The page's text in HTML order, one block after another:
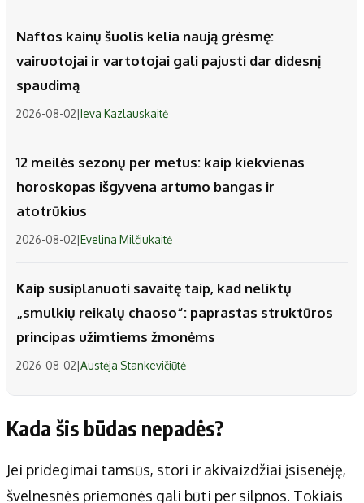
Naftos kainų šuolis kelia naują grėsmę:
vairuotojai ir vartotojai gali pajusti dar didesnį
spaudimą
2026-08-02|Ieva Kazlauskaitė
12 meilės sezonų per metus: kaip kiekvienas
horoskopas išgyvena artumo bangas ir
atotrūkius
2026-08-02|Evelina Milčiukaitė
Kaip susiplanuoti savaitę taip, kad neliktų
„smulkių reikalų chaoso“: paprastas struktūros
principas užimtiems žmonėms
2026-08-02|Austėja Stankevičiūtė
Kada šis būdas nepadės?
Jei pridegimai tamsūs, stori ir akivaizdžiai įsisenėję,
švelnesnės priemonės gali būti per silpnos. Tokiais